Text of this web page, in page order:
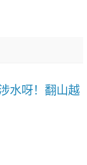
水呀！翻山越